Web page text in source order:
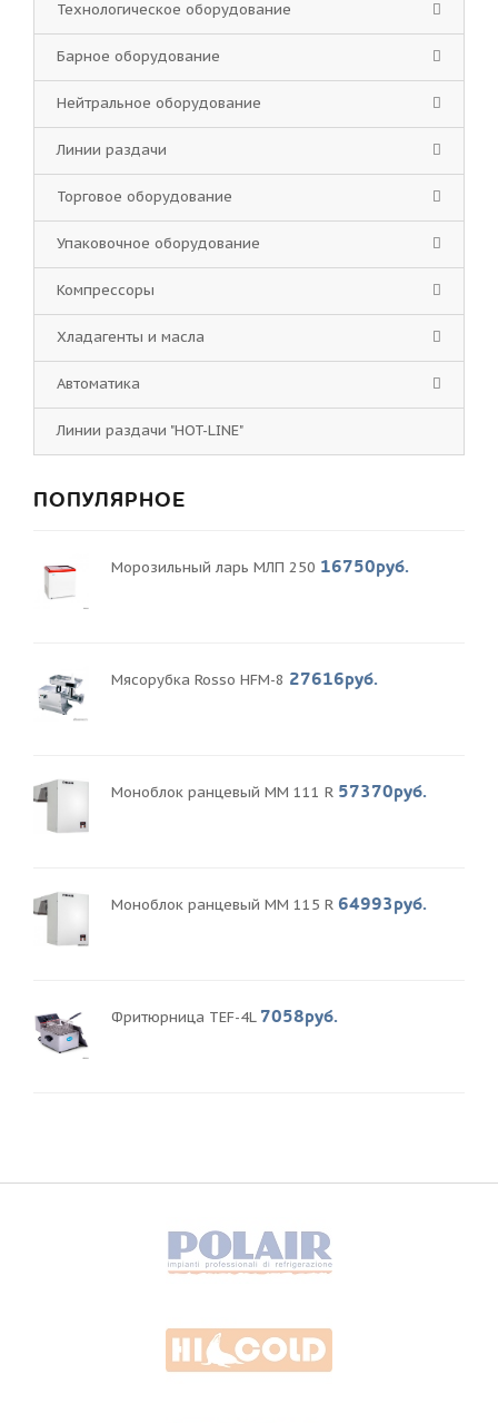
Технологическое оборудование
Барное оборудование
Нейтральное оборудование
Линии раздачи
Торговое оборудование
Упаковочное оборудование
Компрессоры
Хладагенты и масла
Автоматика
Линии раздачи "HOT-LINE"
ПОПУЛЯРНОЕ
Морозильный ларь МЛП 250 16750руб.
Мясорубка Rosso HFM-8 27616руб.
Моноблок ранцевый MM 111 R 57370руб.
Моноблок ранцевый MM 115 R 64993руб.
Фритюрница TEF-4L 7058руб.